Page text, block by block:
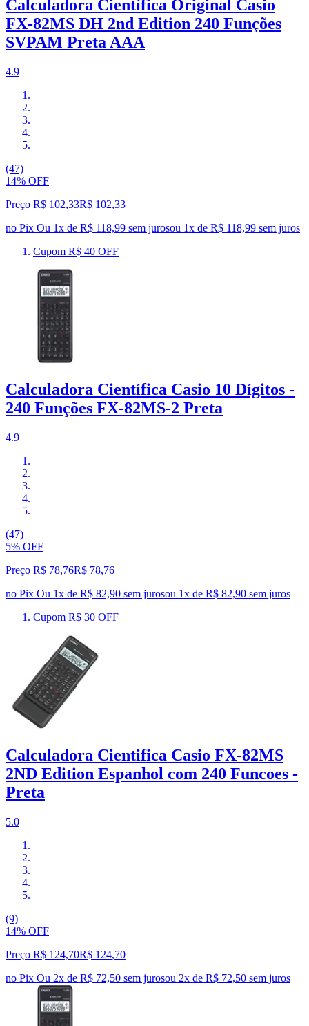
Calculadora Científica Original Casio
FX-82MS DH 2nd Edition 240 Funções
SVPAM Preta AAA
4.9
(47)
14% OFF
Preço R$ 102,33R$ 102,33
no Pix Ou 1x de R$ 118,99 sem jurosou 1x de R$ 118,99 sem juros
Cupom R$ 40 OFF
Calculadora Científica Casio 10 Dígitos -
240 Funções FX-82MS-2 Preta
4.9
(47)
5% OFF
Preço R$ 78,76R$ 78,76
no Pix Ou 1x de R$ 82,90 sem jurosou 1x de R$ 82,90 sem juros
Cupom R$ 30 OFF
Calculadora Cientifica Casio FX-82MS
2ND Edition Espanhol com 240 Funcoes -
Preta
5.0
(9)
14% OFF
Preço R$ 124,70R$ 124,70
no Pix Ou 2x de R$ 72,50 sem jurosou 2x de R$ 72,50 sem juros